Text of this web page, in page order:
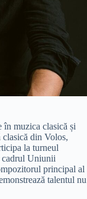
în muzica clasică și
din Volos,
la turneul
cadrul Uniunii
principal al
talentul nu